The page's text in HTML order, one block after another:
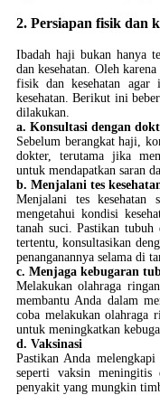
2. Persiapan fisik dan
Ibadah haji bukan hanya
dan kesehatan. Oleh
fisik dan kesehatan agar
kesehatan. Berikut ini
dilakukan.
a. Konsultasi dengan
Sebelum berangkat haji,
dokter, terutama jika
untuk mendapatkan saran
b. Menjalani tes
Menjalani tes kesehatan
mengetahui kondisi
tanah suci. Pastikan
tertentu, konsultasikan
penanganannya selama di
c. Menjaga kebugaran
Melakukan olahraga
membantu Anda dalam
coba melakukan olahraga
untuk meningkatkan
d. Vaksinasi
Pastikan Anda
seperti vaksin
penyakit yang mungkin